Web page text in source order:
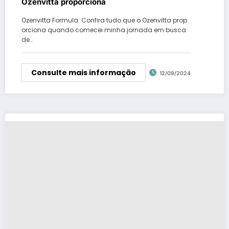
Ozenvitta Formula: Confira tudo que o Ozenvitta prop
orciona quando comecei minha jornada em busca
de…
Consulte mais informação 12/09/2024